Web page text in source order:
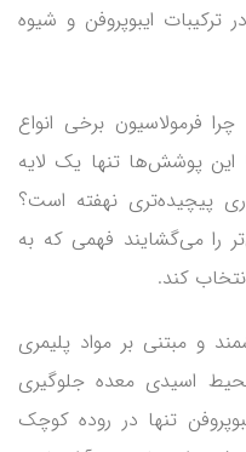
ایبوپروفن و شیوه
فرمولاسیون برخی انواع
این پوشش‌ها تنها یک لایه
پیچیده‌تری نهفته است؟
را می‌گشایند فهمی که به
کند.
و مبتنی بر مواد پلیمری
اسیدی معده جلوگیری
تنها در روده کوچک